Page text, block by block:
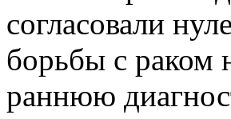
согласовали
борьбы с раком
раннюю